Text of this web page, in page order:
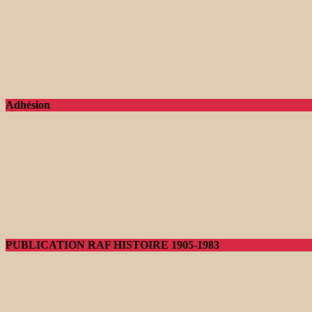
Adhésion
PUBLICATION RAF HISTOIRE 1905-1983